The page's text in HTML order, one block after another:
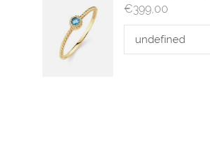
€399,00
undefined